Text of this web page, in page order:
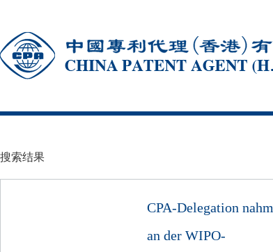
搜索结果
CPA-Delegation nahm
an der WIPO-